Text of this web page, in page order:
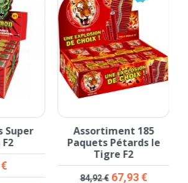
Super
Assortiment 185
Paquets Pétards le
Tigre F2
Prix de base
84,92 € Prix
67,93 €